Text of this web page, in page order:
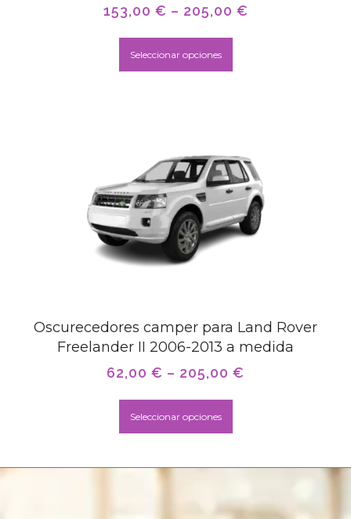
153,00 € – 205,00 €
Seleccionar opciones
Oscurecedores camper para Land Rover
Freelander II 2006-2013 a medida
62,00 € – 205,00 €
Seleccionar opciones